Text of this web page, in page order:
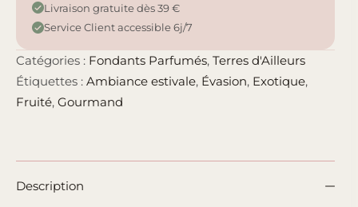
Livraison gratuite dès 39 €
Service Client accessible 6j/7
Catégories : Fondants Parfumés, Terres d'Ailleurs
Étiquettes : Ambiance estivale, Évasion, Exotique,
Fruité, Gourmand
Description